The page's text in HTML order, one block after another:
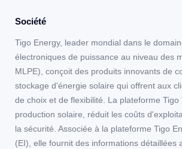
Société
Tigo Energy, leader mondial dans le
électroniques de puissance au niveau des
MLPE), conçoit des produits innovants de
stockage d'énergie solaire qui offrent aux
de choix et de flexibilité. La plateforme
production solaire, réduit les coûts
la sécurité. Associée à la plateforme Tigo
(EI), elle fournit des informations détaillées